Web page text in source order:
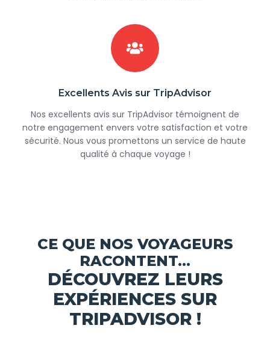
Excellents Avis sur TripAdvisor
Nos excellents avis sur TripAdvisor témoignent de
notre engagement envers votre satisfaction et votre
sécurité. Nous vous promettons un service de haute
qualité à chaque voyage !
CE QUE NOS VOYAGEURS
RACONTENT...
DÉCOUVREZ LEURS
EXPÉRIENCES SUR
TRIPADVISOR !